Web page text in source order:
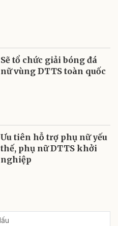
Sẽ tổ chức giải bóng đá
nữ vùng DTTS toàn quốc
Ưu tiên hỗ trợ phụ nữ yếu
thế, phụ nữ DTTS khởi
nghiệp